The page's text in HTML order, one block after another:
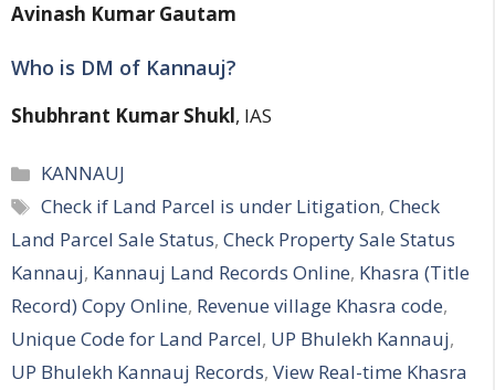
Avinash Kumar Gautam
Who is DM of Kannauj?
Shubhrant Kumar Shukl, IAS
Categories
KANNAUJ
Tags
Check if Land Parcel is under Litigation,Check
Land Parcel Sale Status, Check Property Sale Status
Kannauj, Kannauj Land Records Online, Khasra (Title
Record) Copy Online, Revenue village Khasra code,
Unique Code for Land Parcel, UP Bhulekh Kannauj,
UP Bhulekh Kannauj Records, View Real-time Khasra